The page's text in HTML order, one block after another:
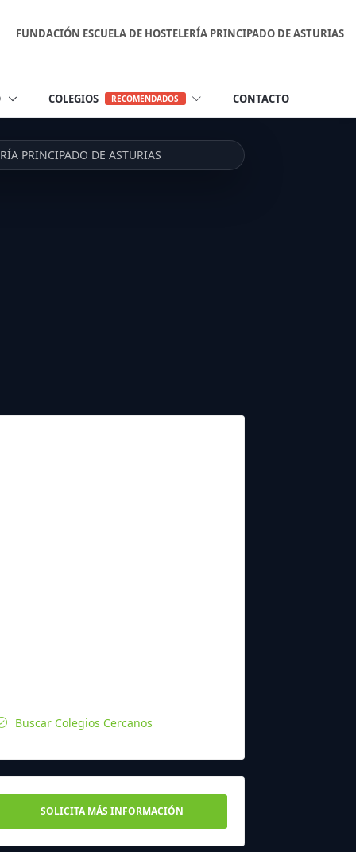
FUNDACIÓN ESCUELA DE HOSTELERÍA PRINCIPADO DE ASTURIAS
COLEGIOS RECOMENDADOS CONTACTO
PRINCIPADO DE ASTURIAS
Buscar Colegios Cercanos
SOLICITA MÁS INFORMACIÓN